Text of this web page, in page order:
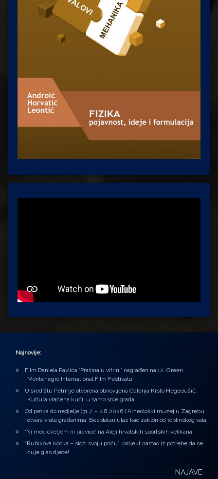
Najnovije:
Film Daniela Pavlića ‘Prašina u vitrini’ nagrađen na 12. Green
Montenegro International Film Festivalu
U središtu Petrinje otvorena obnovljena Galerija Krsto Hegedušić:
Kultura vraćena kući, u samo srce grada!
Od petka do nedjelje (31.7. – 2.8.2026.) Arheološki muzej u Zagrebu
otvara vrata građanima: Besplatan ulaz kao zaklon od toplinskog vala
‘Ni med cvetjem ni pravice’ na Aleji hrvatskih sportskih velikana
“Rubikova kocka – složi svoju priču”, projekt nastao iz potrebe da se
čuje glas djece!
NAJAVE